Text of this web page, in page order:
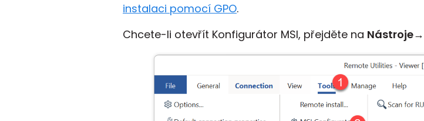
instalaci pomocí GPO.
Chcete-li otevřít Konfigurátor MSI, přejděte na Nástroje→